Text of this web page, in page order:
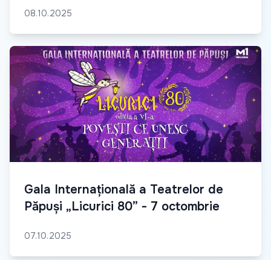
08.10.2025
Gala Internațională a Teatrelor de
Păpuși „Licurici 80” - 7 octombrie
07.10.2025